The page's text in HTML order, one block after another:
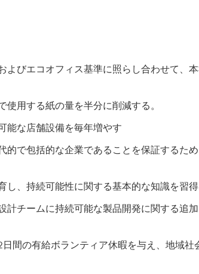
よびエコオフィス基準に照らし合わせて、
用する紙の量を半分に削減する。
能な店舗設備を毎年増やす
的で包括的な企業であることを保証するた
し、持続可能性に関する基本的な知識を習
計チームに持続可能な製品開発に関する追
間の有給ボランティア休暇を与え、地域社